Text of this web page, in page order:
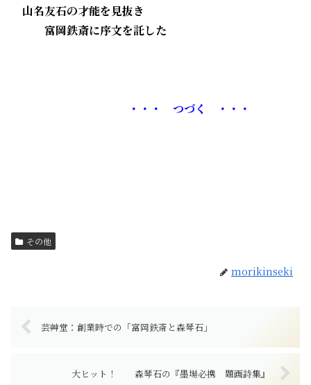
山名友石の才能を見抜き
富岡鉄斎に序文を託した
・・・ つづく ・・・
その他
morikinseki
芸艸堂：創業時での「富岡鉄斎と森琴石」
大ヒット！ 森琴石の『墨場必携 題画詩集』